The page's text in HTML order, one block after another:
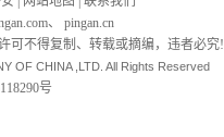
、 pingan.cn
可不得复制、转载或摘编，违者必究!
OF CHINA ,LTD. All Rights Reserved
号